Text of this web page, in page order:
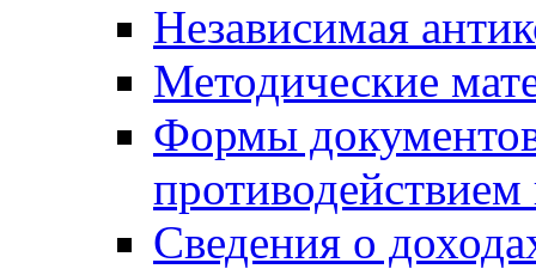
Независимая
Методические
Формы
Сведения о